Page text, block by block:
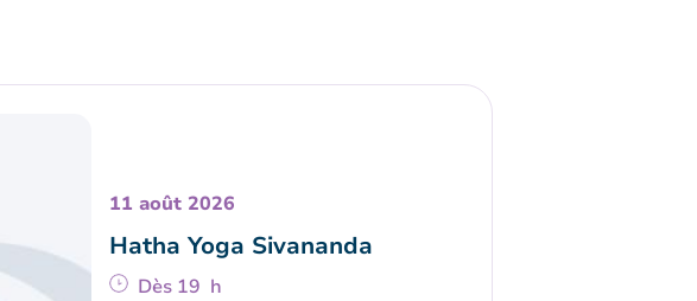
11 août 2026
Hatha Yoga Sivananda
Dès 19 h